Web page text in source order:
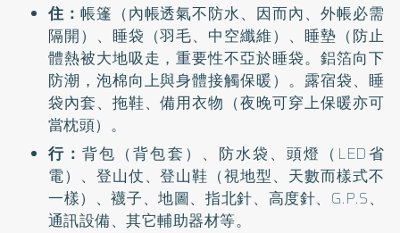
住： 帳篷（內帳透氣不防水、因而內、外帳必需
隔開）、睡袋（羽毛、中空纖維）、睡墊（防止
體熱被大地吸走，重要性不亞於睡袋。鋁箔向下
防潮，泡棉向上與身體接觸保暖）。露宿袋、睡
袋內套、拖鞋、備用衣物（夜晚可穿上保暖亦可
當枕頭）。
行：背包（背包套）、防水袋、頭燈（LED省
電）、登山仗、登山鞋（視地型、天數而樣式不
一樣）、襪子、地圖、指北針、高度針、G.P.S、
通訊設備、其它輔助器材等。